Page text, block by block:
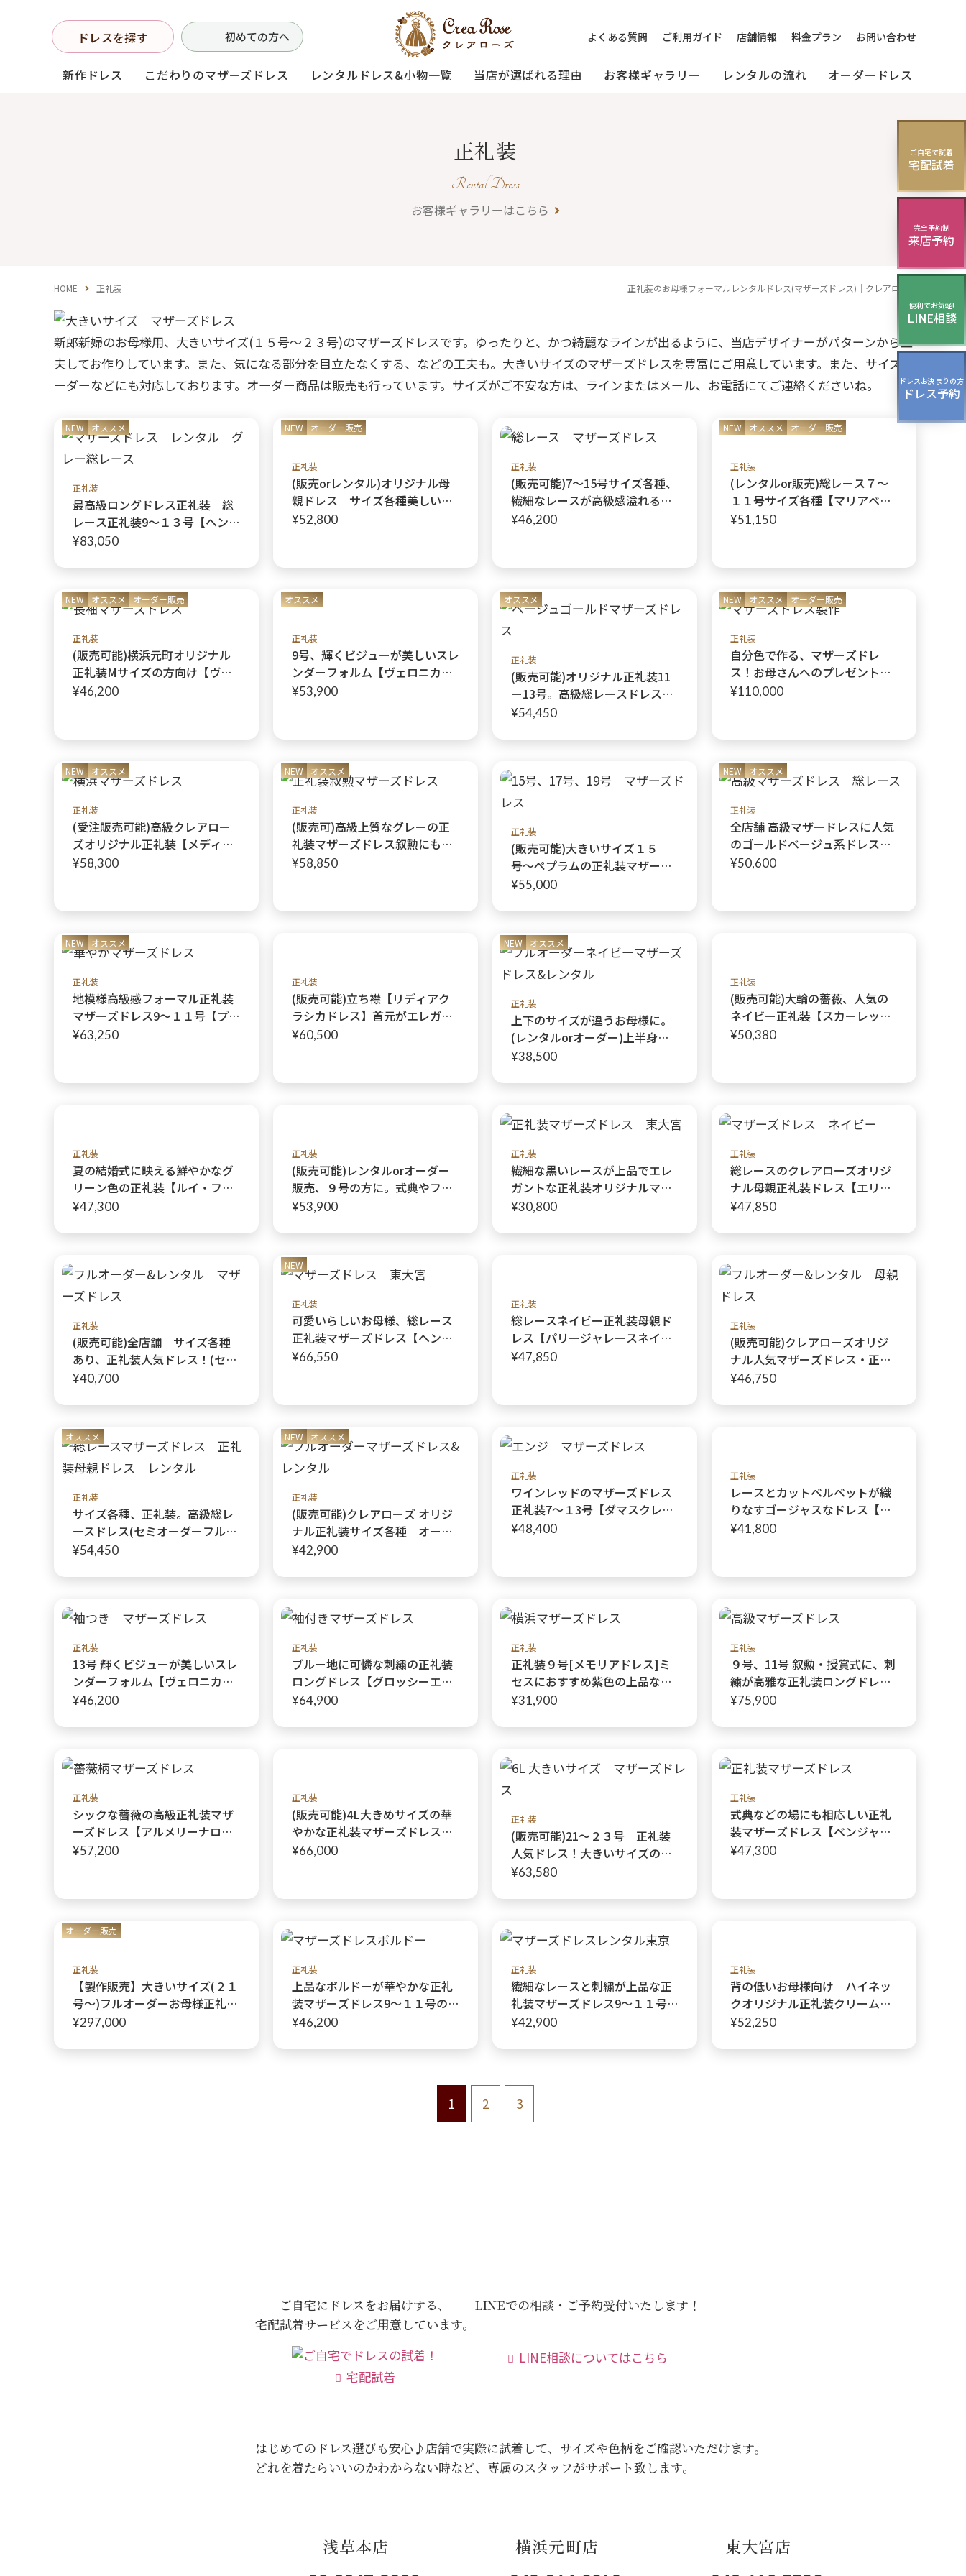
ドレスを探す 初めての方へ よくある質問 ご利用ガイド 店舗情報 料金プラン お問い合わせ
新作ドレス こだわりのマザーズドレス レンタルドレス&小物一覧
フォーマルドレス
(40～50代の方向け)
パーティードレス
(20～30代の方向け)
ボレロ・ジャケット (コサージュ・ネックレス等)
ダンスパーティーのドレス
当店が選ばれる理由 お客様ギャラリー レンタルの流れ オーダードレス
オーダードレス
正礼装
Rental Dress
お客様ギャラリーはこちら
正礼装のお母様フォーマルレンタルドレス(マザーズドレス)｜クレアローズ
HOME 正礼装
新郎新婦のお母様用、大きいサイズ(１５号〜２３号)のマザーズドレスです。ゆったりと、かつ綺麗なラインが出るように、当店デザイナーがパターンから工
夫してお作りしています。また、気になる部分を目立たなくする、などの工夫も。大きいサイズのマザーズドレスを豊富にご用意しています。また、サイズオ
ーダーなどにも対応しております。オーダー商品は販売も行っています。サイズがご不安な方は、ラインまたはメール、お電話にてご連絡くださいね。
NEW オススメ
正礼装
最高級ロングドレス正礼装 総
レース正礼装9〜１３号【ヘンリ
ーガーデンドレス＋ボレロ】刺
ス
¥83,050
NEW オーダー販売
正礼装
(販売orレンタル)オリジナル母
親ドレス サイズ各種美しいス
レンダーフォルムの正礼装マザ
ト】結婚式や式典に最適♩細身
浜、大宮
¥52,800
正礼装
(販売可能)7〜15号サイズ各種、
繊細なレースが高級感溢れる正
礼装マザーズドレスオリジナル
様に
¥46,200
NEW オススメ オーダー販売
正礼装
(レンタルor販売)総レース７〜
１１号サイズ各種【マリアベレ
ンドレス＋マリアベレンボレ
ズドレス
¥51,150
NEW オススメ オーダー販売
正礼装
(販売可能)横浜元町オリジナル
正礼装Mサイズの方向け【ヴェ
ロニカロドンドレス（＋フォー
地を兼ね備えたオリジナル正礼
¥46,200
オススメ
正礼装
9号、輝くビジューが美しいスレ
ンダーフォルム【ヴェロニカネ
イビー】結婚式マザーズドレス
¥53,900
オススメ
正礼装
(販売可能)オリジナル正礼装11
ー13号。高級総レースドレス
【マリアフランスドレス＋ボレ
礼装
¥54,450
NEW オススメ オーダー販売
正礼装
自分色で作る、マザーズドレ
ス！お母さんへのプレゼントも
♪自分のためにドレスを作る、
¥110,000
NEW オススメ
正礼装
(受注販売可能)高級クレアロー
ズオリジナル正礼装【メディウ
スノーブルピンクドレス】上品
ト
¥58,300
NEW オススメ
正礼装
(販売可)高級上質なグレーの正
礼装マザーズドレス叙勲にも
【ウィリアムリバードレス+ ウ
¥58,850
正礼装
(販売可能)大きいサイズ１５
号〜ペプラムの正礼装マザーズ
ドレス【ミシェルネイビードレ
ジャケット】結婚式のお母様ド
レスに
¥55,000
NEW オススメ
正礼装
全店舗 高級マザードレスに人気
のゴールドベージュ系ドレス
【マリアジェンヌドレス＋ボレ
高級ドレス
¥50,600
NEW オススメ
正礼装
地模様高級感フォーマル正礼装
マザーズドレス9〜１１号【プロ
ヴァンスグレードレス+ プロヴ
¥63,250
正礼装
(販売可能)立ち襟【リディアク
ラシカドレス】首元がエレガン
トに隠れるマザーズドレス 美
¥60,500
NEW オススメ
正礼装
上下のサイズが違うお母様に。
(レンタルorオーダー)上半身と
ウエストのサイズを別サイズが
あるマザーズドレス優美な正礼
ースドレス+ヴェロニカブルー
¥38,500
正礼装
(販売可能)大輪の薔薇、人気の
ネイビー正礼装【スカーレット
ローザネイビードレス＋ボレ
¥50,380
正礼装
夏の結婚式に映える鮮やかなグ
リーン色の正礼装【ルイ・フィ
リップ】華を添える、オリジナ
¥47,300
正礼装
(販売可能)レンタルorオーダー
販売、９号の方に。式典やフォ
ーマルな場に相応しい正礼装マ
ワードレス+ ヴェロニカグレー
ススカート】お母様のためのオ
リジナルドレス
¥53,900
正礼装
繊細な黒いレースが上品でエレ
ガントな正礼装オリジナルマザ
ーズドレス【ソマリナ・プレミ
に♩
¥30,800
正礼装
総レースのクレアローズオリジ
ナル母親正礼装ドレス【エリア
スレースネイビードレス＋エリ
ト】繊細な総レースが花を添え
¥47,850
正礼装
(販売可能)全店舗 サイズ各種
あり、正礼装人気ドレス！(セミ
オーダーフルオーダー可)バラが
ット【ミシェルネイビードレス
＋ミシェルネイビージャケッ
ト】オリジナル母親ドレス
¥40,700
NEW
正礼装
可愛いらしいお母様、総レース
正礼装マザーズドレス【ヘンリ
ーガーデンピンクドレス＋ヘン
ローズオリジナル正礼装母親ド
¥66,550
正礼装
総レースネイビー正礼装母親ド
レス【パリージャレースネイビ
ードレス+パリージャレースネ
¥47,850
正礼装
(販売可能)クレアローズオリジ
ナル人気マザーズドレス・正礼
装の編み上げドレス2点セット
ス+ドリームリーフネイビージ
¥46,750
オススメ
正礼装
サイズ各種、正礼装。高級総レ
ースドレス(セミオーダーフルオ
ーダー可)【マリアフランスドレ
ジナル正礼装
¥54,450
NEW オススメ
正礼装
(販売可能)クレアローズ オリジ
ナル正礼装サイズ各種 オーダ
ー製作販売対応可能【ヴェロニ
えるセパレートタイプ。機能
結婚式お母様ドレス
¥42,900
正礼装
ワインレッドのマザーズドレス
正礼装7〜１3号【ダマスクレデ
ィードレス＋ダマスクレディー
¥48,400
正礼装
レースとカットベルベットが織
りなすゴージャスなドレス【ヨ
ーロピアーナドレス】ブラック
¥41,800
正礼装
13号 輝くビジューが美しいスレ
ンダーフォルム【ヴェロニカネ
イビー】40～60代のミセスの結
¥46,200
正礼装
ブルー地に可憐な刺繍の正礼装
ロングドレス【グロッシーエン
ジェルドレス】爽やかなブルー
憐な花の刺繍は爽やかな女性ら
¥64,900
正礼装
正礼装９号[メモリアドレス]ミ
セスにおすすめ紫色の上品な総
レース
¥31,900
正礼装
９号、11号 叙勲・授賞式に、刺
繍が高雅な正礼装ロングドレス
【クイーンロイヤルドレス】1枚
¥75,900
正礼装
シックな薔薇の高級正礼装マザ
ーズドレス【アルメリーナロー
ズドレス+ アルメリーナローズ
¥57,200
正礼装
(販売可能)4L大きめサイズの華
やかな正礼装マザーズドレス
【サマーラグレージュドレス+
適
¥66,000
正礼装
(販売可能)21〜２３号 正礼装
人気ドレス！大きいサイズのマ
ザーズドレス(セミオーダーフル
ーディネート2点セット【ミシェ
イビージャケット】オリジナル
¥63,580
正礼装
式典などの場にも相応しい正礼
装マザーズドレス【ベンジャミ
ンレースドレス+ ベンジャミン
¥47,300
オーダー販売
正礼装
【製作販売】大きいサイズ(２１
号〜)フルオーダーお母様正礼装
ドレス【マリアフランス】
¥297,000
正礼装
上品なボルドーが華やかな正礼
装マザーズドレス9〜１１号の方
に【リリアンボルドードレス
レアローズオリジナル♩
¥46,200
正礼装
繊細なレースと刺繍が上品な正
礼装マザーズドレス9〜１１号の
方に【ディアンヌダスクドレ
¥42,900
正礼装
背の低いお母様向け ハイネッ
クオリジナル正礼装クリームマ
ザーズドレス【マリアベレンド
リームネックヴェール】低身長
¥52,250
1 2 3
ご自宅で試着
宅配試着
完全予約制
来店予約
便利でお気軽!
LINE相談
ドレスお決まりの方
ドレス予約
ご自宅にドレスをお届けする、
宅配試着サービスをご用意しています。
宅配試着
LINEでの相談・ご予約受付いたします！
LINE相談についてはこちら
はじめてのドレス選びも安心♪ 店舗で実際に試着して、サイズや色柄をご確認いただけます。
どれを着たらいいのかわからない時など、専属のスタッフがサポート致します。
浅草本店 横浜元町店 東大宮店